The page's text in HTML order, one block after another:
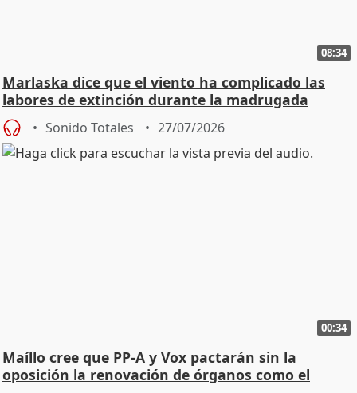
08:34
Marlaska dice que el viento ha complicado las
labores de extinción durante la madrugada
Sonido Totales 27/07/2026
00:34
Maíllo cree que PP-A y Vox pactarán sin la
oposición la renovación de órganos como el